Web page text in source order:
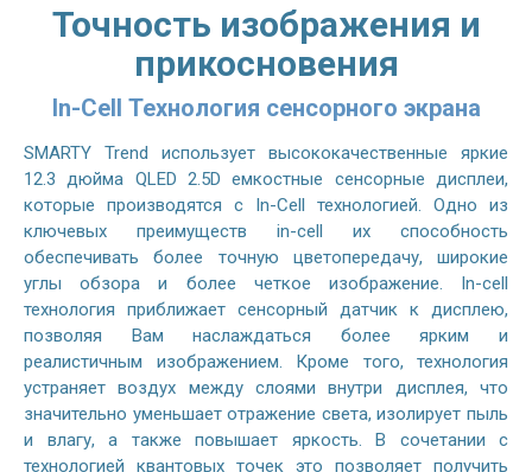
Точность изображения и
прикосновения
In-Cell Технология сенсорного экрана
SMARTY Trend использует высококачественные яркие
12.3 дюйма QLED 2.5D емкостные сенсорные дисплеи,
которые производятся с In-Cell технологией. Одно из
ключевых преимуществ in-cell их способность
обеспечивать более точную цветопередачу, широкие
углы обзора и более четкое изображение. In-cell
технология приближает сенсорный датчик к дисплею,
позволяя Вам наслаждаться более ярким и
реалистичным изображением. Кроме того, технология
устраняет воздух между слоями внутри дисплея, что
значительно уменьшает отражение света, изолирует пыль
и влагу, а также повышает яркость. В сочетании с
технологией квантовых точек это позволяет получить